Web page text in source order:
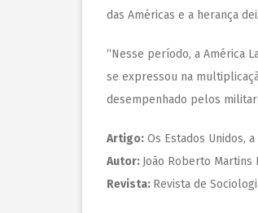
das Américas e a herança
“Nesse período, a América
se expressou na
desempenhado pelos
Artigo: Os Estados Unidos,
Autor: João Roberto Martins
Revista: Revista de